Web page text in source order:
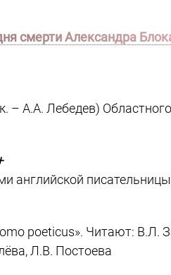
смерти Александра
– А.А. Лебедев)
английской
poeticus». Читают: В.Л.
Л.В. Постоева